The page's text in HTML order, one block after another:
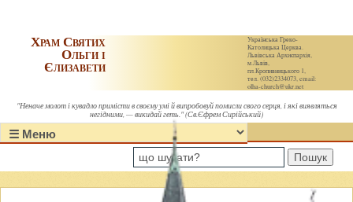
Українська Греко-
Католицька Церква.
Львівська Архиєпархія,
м.Львів,
пл.Кропивницького 1,
тел. (032)2334073, email:
olha-church@ukr.net
Храм Святих
Ольги і
Єлизавети
"Неначе молот і кувадло примісти в своєму умі й випробовуй помисли свого серця, і які виявляться
негідними, — викидай геть." (Св.Єфрем Сирійський)
Пошук